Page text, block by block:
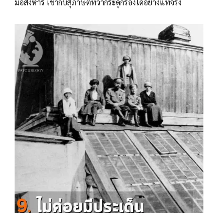
มือสังหาร เข้ากับสุภาษิตที่ว่ากระดูกร้องได้อย่างแท้จริง